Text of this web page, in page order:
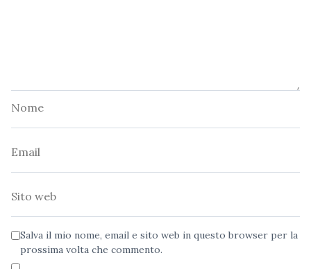
Salva il mio nome, email e sito web in questo browser per la
prossima volta che commento.